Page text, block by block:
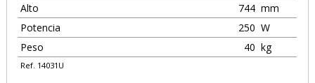
Alto
744 mm
Potencia
250 W
Peso
40 kg
Ref. 14031U